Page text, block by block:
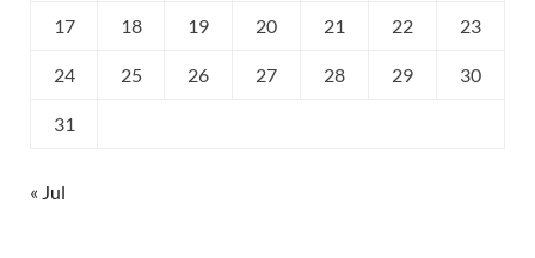
17 18 19 20 21 22 23
24 25 26 27 28 29 30
31
« Jul